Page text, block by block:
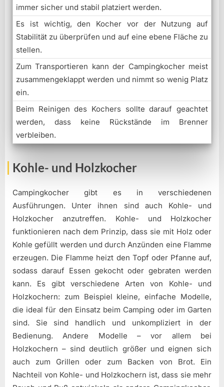
immer sicher und stabil platziert werden.
Es ist wichtig, den Kocher vor der Nutzung auf
Stabilität zu überprüfen und auf eine ebene Fläche zu
stellen.
Zum Transportieren kann der Campingkocher meist
zusammengeklappt werden und nimmt so wenig Platz
ein.
Beim Reinigen des Kochers sollte darauf geachtet
werden, dass keine Rückstände im Brenner
verbleiben.
Kohle- und Holzkocher
Campingkocher gibt es in verschiedenen
Ausführungen. Unter ihnen sind auch Kohle- und
Holzkocher anzutreffen. Kohle- und Holzkocher
funktionieren nach dem Prinzip, dass sie mit Holz oder
Kohle gefüllt werden und durch Anzünden eine Flamme
erzeugen. Die Flamme heizt den Topf oder Pfanne auf,
sodass darauf Essen gekocht oder gebraten werden
kann. Es gibt verschiedene Arten von Kohle- und
Holzkochern: zum Beispiel kleine, einfache Modelle,
die ideal für den Einsatz beim Camping oder im Garten
sind. Sie sind handlich und unkompliziert in der
Bedienung. Andere Modelle – vor allem bei
Holzkochern – sind deutlich größer und eignen sich
auch zum Grillen oder zum Backen von Brot. Ein
Nachteil von Kohle- und Holzkochern ist, dass sie mehr